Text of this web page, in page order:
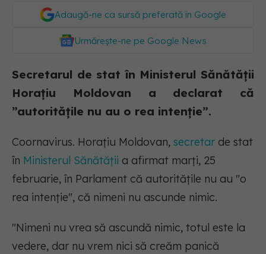
Adaugă-ne ca sursă preferată în Google
Urmărește-ne pe Google News
Secretarul de stat în Ministerul Sănătății
Horaţiu Moldovan a declarat că
”autoritățile nu au o rea intenție”.
Coornavirus. Horațiu Moldovan, secretar de stat
în Ministerul Sănătății a afirmat marți, 25
februarie, în Parlament că autoritățile nu au "o
rea intenție", că nimeni nu ascunde nimic.
"Nimeni nu vrea să ascundă nimic, totul este la
vedere, dar nu vrem nici să creăm panică